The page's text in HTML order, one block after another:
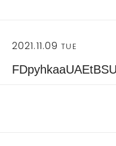
2021.11.09TUE
FDpyhkaaUAEtBSU